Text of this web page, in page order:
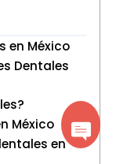
en México
Dentales
México
en